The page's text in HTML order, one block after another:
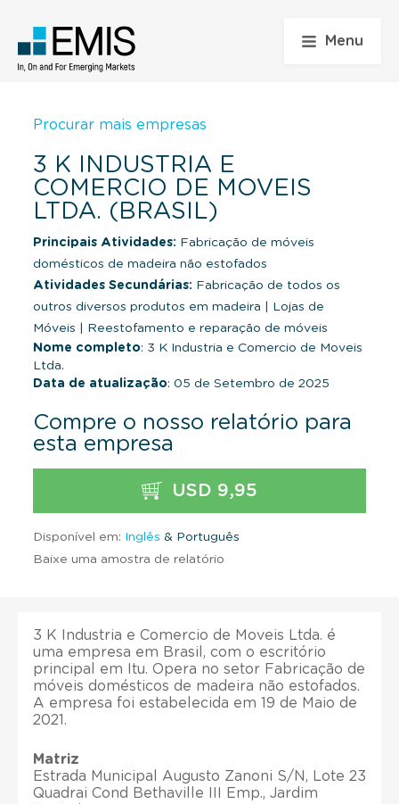
Menu
Procurar mais empresas
3 K INDUSTRIA E
COMERCIO DE MOVEIS
LTDA. (BRASIL)
Principais Atividades: Fabricação de móveis
domésticos de madeira não estofados
Atividades Secundárias: Fabricação de todos os
outros diversos produtos em madeira
Lojas de
Móveis
Reestofamento e reparação de móveis
Nome completo: 3 K Industria e Comercio de Moveis
Ltda.
Data de atualização: 05 de Setembro de 2025
Compre o nosso relatório para
esta empresa
USD 9,95
Disponível em: Inglês & Português
Baixe uma amostra de relatório
3 K Industria e Comercio de Moveis Ltda. é
uma empresa em Brasil, com o escritório
principal em Itu. Opera no setor Fabricação de
móveis domésticos de madeira não estofados.
A empresa foi estabelecida em 19 de Maio de
2021.
Matriz
Estrada Municipal Augusto Zanoni S/N, Lote 23
Quadrai Cond Bethaville III Emp., Jardim